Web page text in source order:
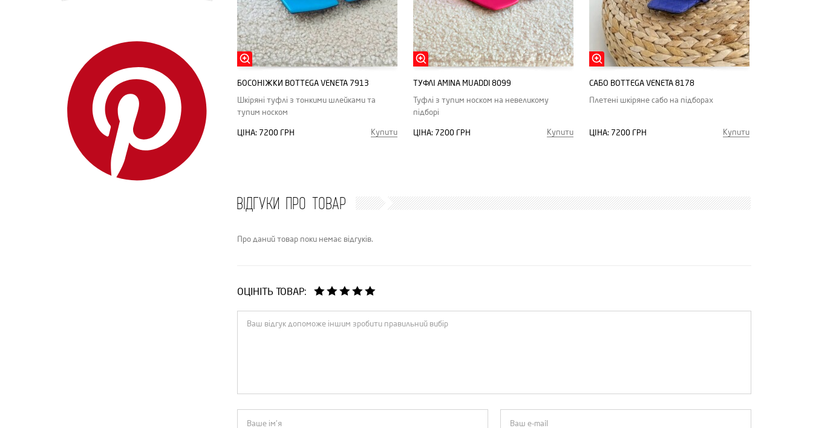
ReikeNen
Schiaparelli
The Attico
The Row
Versache
Yves Saint Laurent
БОСОНІЖКИ BOTTEGA VENETA 7913
Шкіряні туфлі з тонкими шлейками та
тупим носком
ЦІНА: 7200 ГРН Купити
ТУФЛІ AMINA MUADDI 8099
Туфлі з тупим носком на невеликому
підборі
ЦІНА: 7200 ГРН Купити
САБО BOTTEGA VENETA 8178
Плетені шкіряне сабо на підборах
ЦІНА: 7200 ГРН Купити
ВІДГУКИ ПРО ТОВАР
Про даний товар поки немає відгуків.
ОЦІНІТЬ ТОВАР: